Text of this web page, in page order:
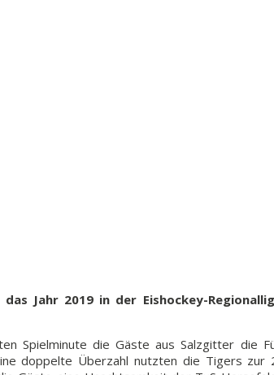
Jahr 2019 in der Eishockey-
Spielminute die Gäste aus Salzgitter die
doppelte Überzahl nutzten die Tigers zur